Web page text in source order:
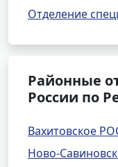
Отделение
Районные
России по
Вахитовское
Ново-